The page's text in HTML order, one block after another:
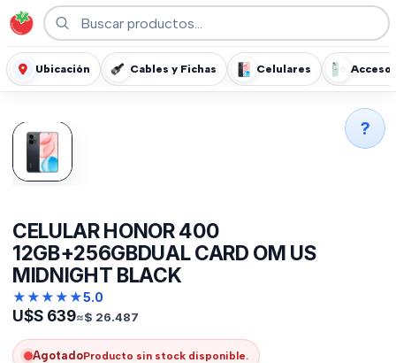
Ubicación Cables y Fichas Celulares
CELULAR HONOR 400
12GB+256GBDUAL CARD OM US
MIDNIGHT BLACK
★★★★★5.0
U$S 639≈$ 26.487
AgotadoProducto sin stock disponible.
?